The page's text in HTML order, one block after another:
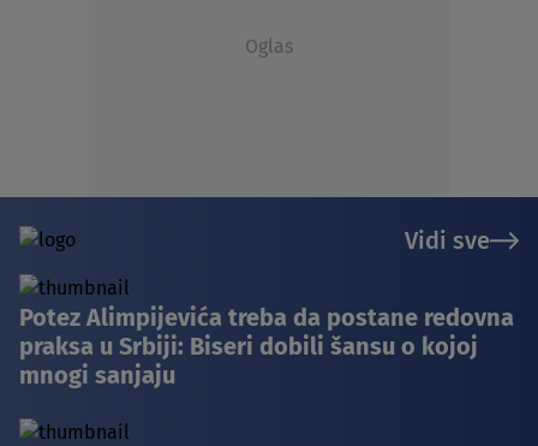
Oglas
Vidi sve
Potez Alimpijevića treba da postane redovna
praksa u Srbiji: Biseri dobili šansu o kojoj
mnogi sanjaju